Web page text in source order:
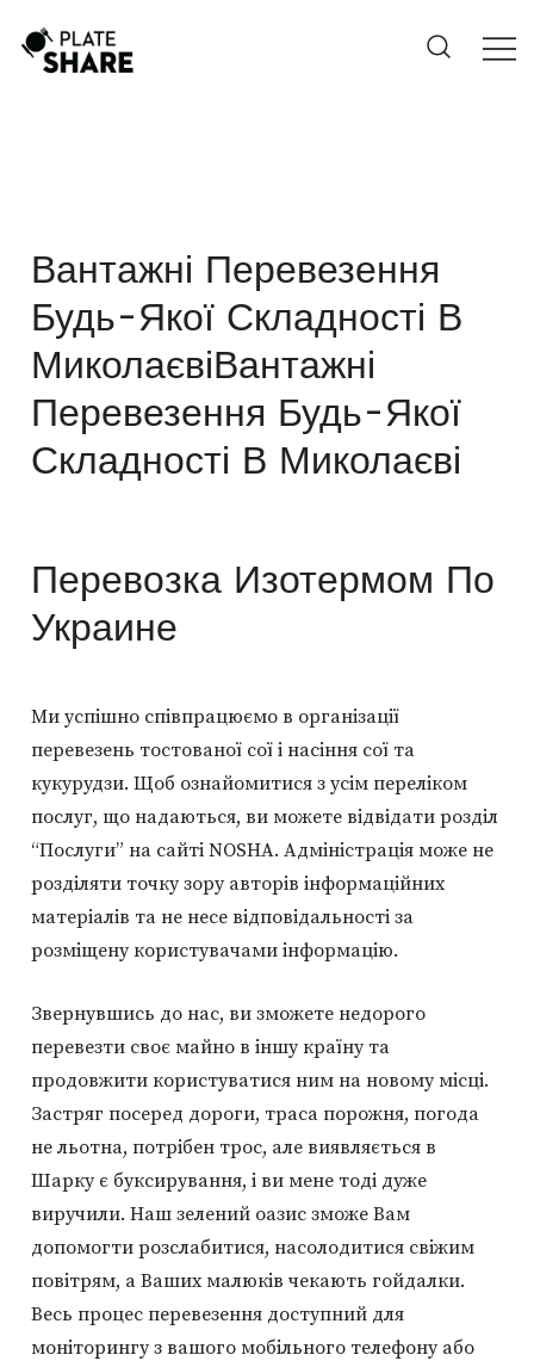
Вантажні Перевезення
Будь-Якої Складності В
МиколаєвіВантажні
Перевезення Будь-Якої
Складності В Миколаєві
Перевозка Изотермом По
Украине
Ми успішно співпрацюємо в організації
перевезень тостованої сої і насіння сої та
кукурудзи. Щоб ознайомитися з усім переліком
послуг, що надаються, ви можете відвідати розділ
“Послуги” на сайті NOSHA. Адміністрація може не
розділяти точку зору авторів інформаційних
матеріалів та не несе відповідальності за
розміщену користувачами інформацію.
Звернувшись до нас, ви зможете недорого
перевезти своє майно в іншу країну та
продовжити користуватися ним на новому місці.
Застряг посеред дороги, траса порожня, погода
не льотна, потрібен трос, але виявляється в
Шарку є буксирування, і ви мене тоді дуже
виручили. Наш зелений оазис зможе Вам
допомогти розслабитися, насолодитися свіжим
повітрям, а Ваших малюків чекають гойдалки.
Весь процес перевезення доступний для
моніторингу з вашого мобільного телефону або